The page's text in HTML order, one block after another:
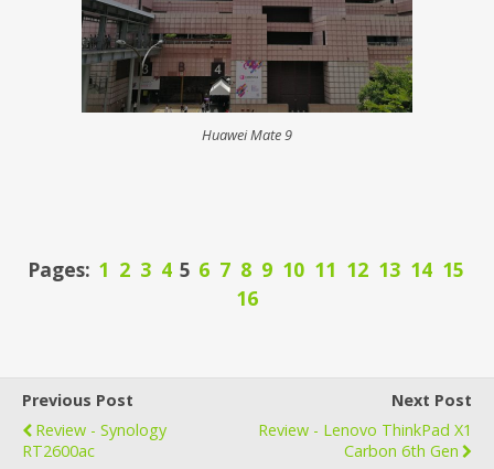
Huawei Mate 9
Pages: 1 2 3 4 5 6 7 8 9 10 11 12 13 14 15
16
Previous Post
Review - Synology
RT2600ac
Next Post
Review - Lenovo ThinkPad X1
Carbon 6th Gen